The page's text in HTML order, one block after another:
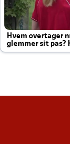
Hvem overtager
glemmer sit pas?
altid til efter